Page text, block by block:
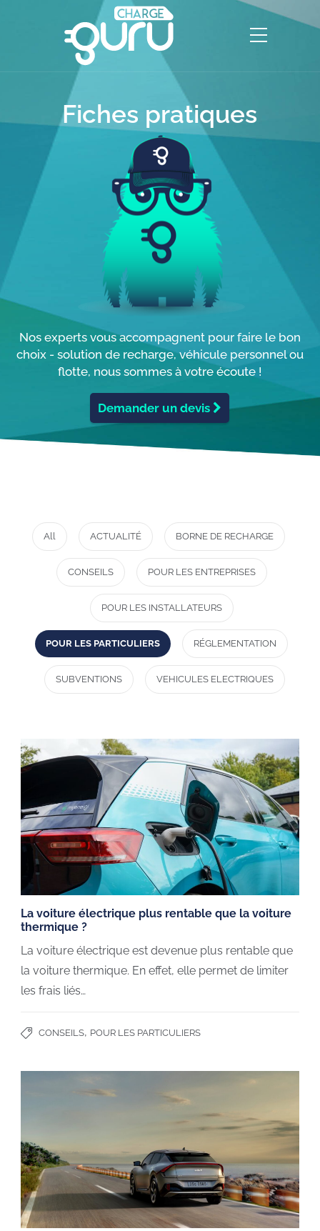
Fiches pratiques
Nos experts vous accompagnent pour faire le bon
choix - solution de recharge, véhicule personnel ou
flotte, nous sommes à votre écoute !
Demander un devis
All ACTUALITÉ BORNE DE RECHARGE
CONSEILS POUR LES ENTREPRISES
POUR LES INSTALLATEURS
POUR LES PARTICULIERS RÉGLEMENTATION
SUBVENTIONS VEHICULES ELECTRIQUES
La voiture électrique plus rentable que la voiture
thermique ?
La voiture électrique est devenue plus rentable que
la voiture thermique. En effet, elle permet de limiter
les frais liés…
CONSEILS, POUR LES PARTICULIERS